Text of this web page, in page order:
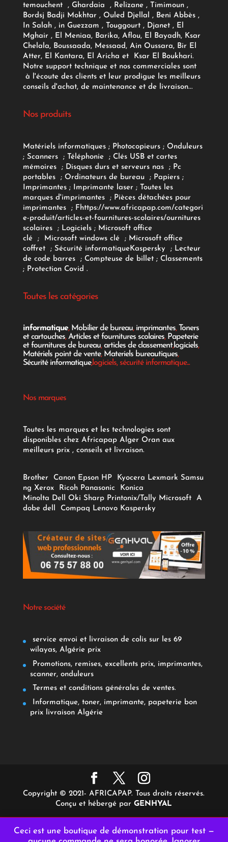
Ceci est une boutique de démonstration pour test —
temouchent , Ghardaia , Relizane , Timimoun ,
Bordsj Badji Mokhtar , Ouled Djellal , Beni Abbès ,
In Salah , in Guezzam , Touggourt , Djanet , El
Mghair , El Meniaa, Barika, Aflou, El Bayadh, Ksar
Chelala, Boussaada, Messaad, Ain Oussara, Bir El
Atter, El Kantara, El Aricha et Ksar El Boukhari.
Notre support technique et nos commerciales sont
à l'écoute des clients et leur prodigue les meilleurs
conseils d'achat, de maintenance et de livraison...
Nos produits
Matériels informatiques; Photocopieurs; Onduleurs
; Scanners ; Téléphonie ; Clés USB et cartes
mémoires
; Disques durs et serveurs nas ; Pc
portables
; Ordinateurs de bureau ; Papiers;
Imprimantes;Imprimante laser; Toutes les
marques d'imprimantes
; Pièces détachées pour
imprimantes
; Fhttps://www.africapap.com/categori
e-produit/articles-et-fournitures-scolaires/ournitures
scolaires; Logiciels ; Microsoft office
clé
; Microsoft windows clé; Microsoft office
coffret ; Sécurité informatiqueKaspersky ; Lecteur
de code barres
; Compteuse de billet; Classements
; Protection Covid .
Toutes les catégories
informatique, Mobilier de bureau, imprimantes, Toners
et cartouches,Articles et fournitures scolaires, Papeterie
et fournitures de bureau,articles de classement,logiciels,
Matériels point de vente, Materiels bureautiques,
Sécurité informatique,logiciels, sécurité informatique...
Nos marques
Toutes les marques et les technologies sont
disponibles chez Africapap Alger Oran aux
meilleurs prix , conseils et livraison.
Brother Canon Epson HP Kyocera Lexmark Samsu
ng Xerox Ricoh Panasonic
Konica
Minolta Dell Oki Sharp Printonix/Tally Microsoft
A
dobe dell Compaq Lenovo Kaspersky
Notre société
service envoi et livraison de colis sur les 69
wilayas, Algérie prix
Promotions, remises, excellents prix, imprimantes,
scanner, onduleurs
Termes et conditions générales de ventes.
Informatique, toner, imprimante, papeterie bon
prix livraison Algérie
Copyright © 2021- AFRICAPAP. Tous droits réservés.
Conçu et hébergé parGENHYAL